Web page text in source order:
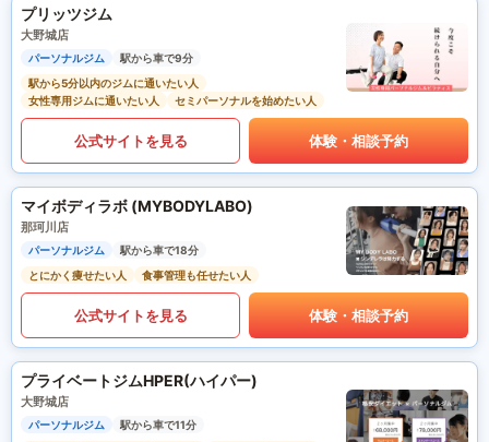
プリッツジム
大野城店
パーソナルジム
駅から車で9分
駅から5分以内のジムに通いたい人
女性専用ジムに通いたい人
セミパーソナルを始めたい人
公式サイトを見る 体験・相談予約
マイボディラボ (MYBODYLABO)
那珂川店
パーソナルジム
駅から車で18分
とにかく痩せたい人
食事管理も任せたい人
公式サイトを見る 体験・相談予約
プライベートジムHPER(ハイパー)
大野城店
パーソナルジム
駅から車で11分